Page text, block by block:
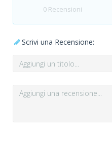
0Recensioni
Scrivi una Recensione: